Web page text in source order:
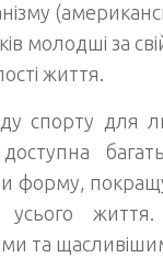
молодші за
життя.
спорту
доступна
форму,
усього
та